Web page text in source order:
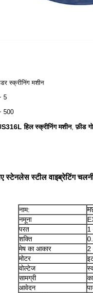
स्क्रीनिंग मशीन
5
500
हिल स्क्रीनिंग मशीन,फ़ीड
स्टील वाइब्रेटिंग
नाम:
नमूना
परत
1
शक्ति
मेष का आकार
2
मोटर
वोल्टेज
सामग्री
आवेदन